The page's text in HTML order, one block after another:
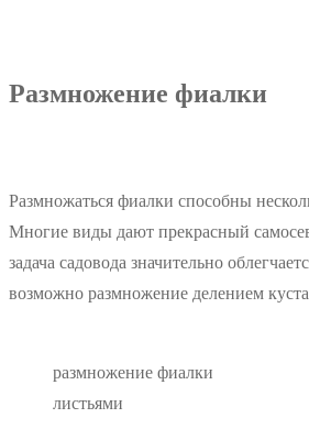
Размножение фиалки
Размножаться фиалки способны
Многие виды дают прекрасный
задача садовода значительно
возможно размножение делением
размножение фиалки
листьями